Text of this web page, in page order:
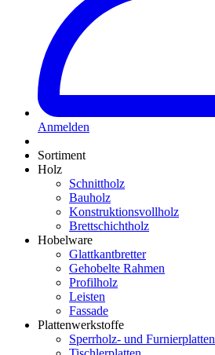
Anmelden
Sortiment
Holz
Schnittholz
Bauholz
Konstruktionsvollholz
Brettschichtholz
Hobelware
Glattkantbretter
Gehobelte Rahmen
Profilholz
Leisten
Fassade
Plattenwerkstoffe
Sperrholz- und Furnierplatten